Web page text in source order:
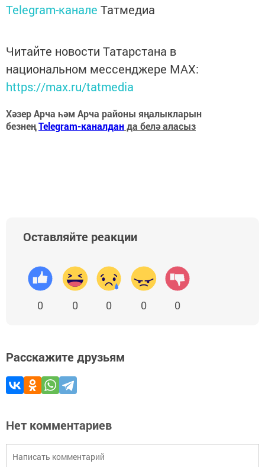
Telegram-канале Татмедиа
Читайте новости Татарстана в
национальном мессенджере MАХ:
https://max.ru/tatmedia
Хәзер Арча һәм Арча районы яңалыкларын
безнеңTelegram-каналданда белә аласыз
Оставляйте реакции
0 0 0 0 0
Расскажите друзьям
Нет комментариев